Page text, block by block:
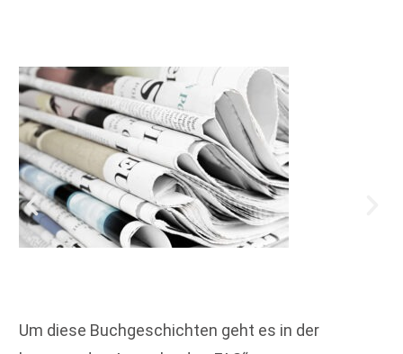
Um diese Buchgeschichten geht es in der